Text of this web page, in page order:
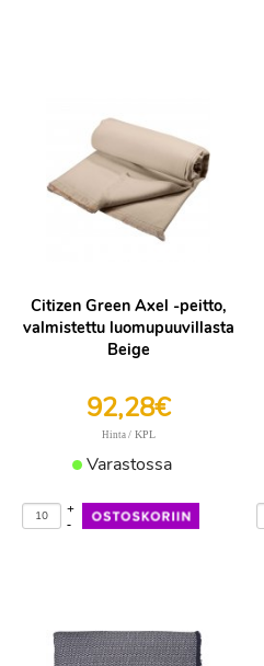
Citizen Green Axel -peitto,
valmistettu luomupuuvillasta
Beige
92,28€
Hinta / KPL
Varastossa
-
+